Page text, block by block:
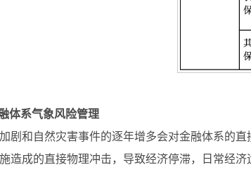
体系气象风险管理
剧和自然灾害事件的逐年增多会对金融体系的
造成的直接物理冲击，导致经济停滞，日常经